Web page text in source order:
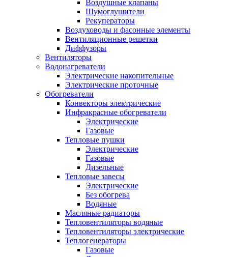
Воздушные клапаны
Шумоглушители
Рекуператоры
Воздуховоды и фасонные элементы
Вентиляционные решетки
Диффузоры
Вентиляторы
Водонагреватели
Электрические накопительные
Электрические проточные
Обогреватели
Конвекторы электрические
Инфракрасные обогреватели
Электрические
Газовые
Тепловые пушки
Электрические
Газовые
Дизельные
Тепловые завесы
Электрические
Без обогрева
Водяные
Масляные радиаторы
Тепловентиляторы водяные
Тепловентиляторы электрические
Теплогенераторы
Газовые